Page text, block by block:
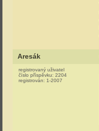
Aresák
registrovaný uživatel
číslo příspěvku: 2204
registrován: 1-2007